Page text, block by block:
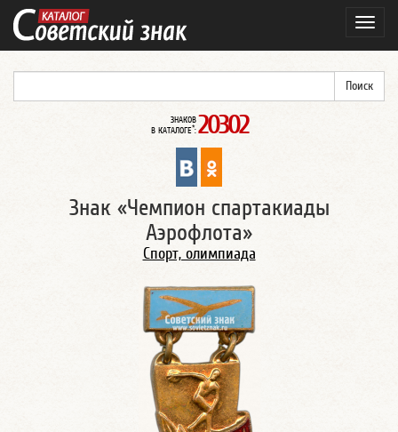
ЗНАКОВ
В КАТАЛОГЕ*: 20302
Знак «Чемпион спартакиады
Аэрофлота»
Спорт, олимпиада